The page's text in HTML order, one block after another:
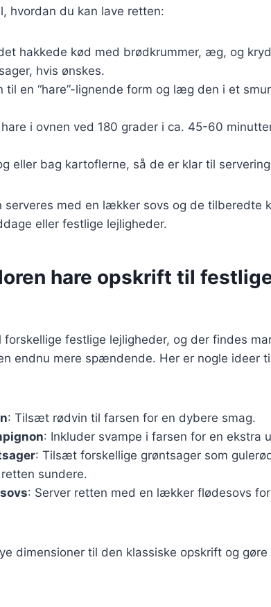
hvordan du kan lave retten:
hakkede kød med brødkrummer, æg, og
hvis ønskes.
til en “hare”-lignende form og læg den i et
i ovnen ved 180 grader i ca. 45-60
eller bag kartoflerne, så de er klar til
med en lækker sovs og de tilberedte
eller festlige lejligheder.
hare opskrift til
forskellige festlige lejligheder, og der findes
endnu mere spændende. Her er nogle ideer
: Tilsæt rødvin til farsen for en dybere smag.
: Inkluder svampe i farsen for en ekstra
: Tilsæt forskellige grøntsager som
sundere.
: Server retten med en lækker flødesovs
dimensioner til den klassiske opskrift og